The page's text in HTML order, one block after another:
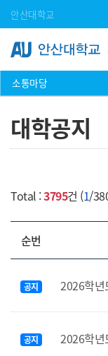
Skip
안산대학교
소통마당
대학공지
Total :3795건 (1/
순번
공지 2026학년
공지 2026학년